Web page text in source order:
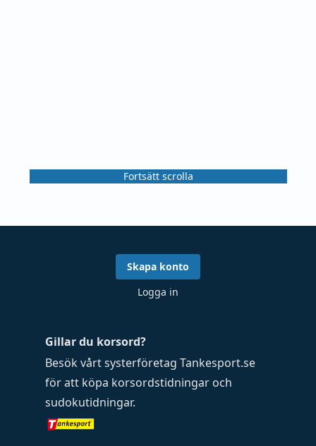
Fortsätt scrolla
Gillar du korsord?
Besök vårt systerföretag Tankesport.se
för att köpa korsordstidningar och
sudokutidningar.
Skapa konto
Logga in